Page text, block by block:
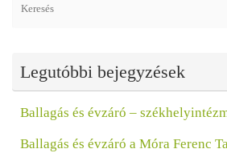
Legutóbbi bejegyzések
Ballagás és évzáró –
Ballagás és évzáró a Móra Ferenc